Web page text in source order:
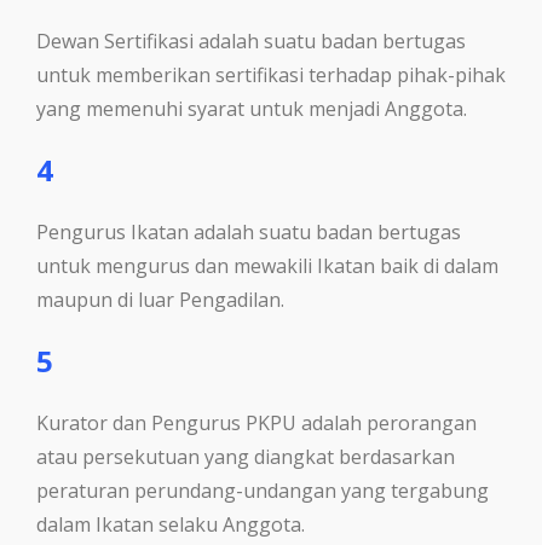
Dewan Sertifikasi adalah suatu badan bertugas
untuk memberikan sertifikasi terhadap pihak-pihak
yang memenuhi syarat untuk menjadi Anggota.
4
Pengurus Ikatan adalah suatu badan bertugas
untuk mengurus dan mewakili Ikatan baik di dalam
maupun di luar Pengadilan.
5
Kurator dan Pengurus PKPU adalah perorangan
atau persekutuan yang diangkat berdasarkan
peraturan perundang-undangan yang tergabung
dalam Ikatan selaku Anggota.